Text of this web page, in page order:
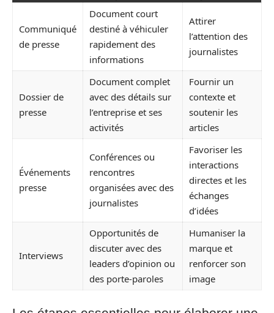
Communiqué
de presse
Document court
destiné à véhiculer
rapidement des
informations
Attirer
l’attention des
journalistes
Dossier de
presse
Document complet
avec des détails sur
l’entreprise et ses
activités
Fournir un
contexte et
soutenir les
articles
Événements
presse
Conférences ou
rencontres
organisées avec des
journalistes
Favoriser les
interactions
directes et les
échanges
d’idées
Interviews
Opportunités de
discuter avec des
leaders d’opinion ou
des porte-paroles
Humaniser la
marque et
renforcer son
image